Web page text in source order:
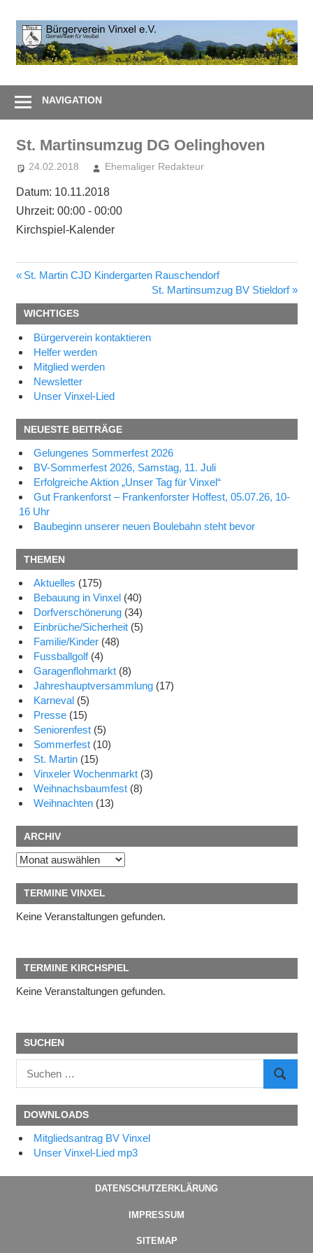
Inhalt
springen
ZusammenNAVIGATION
St. Martinsumzug DG Oelinghoven
24.02.2018 Ehemaliger Redakteur
Datum: 10.11.2018
Uhrzeit: 00:00 - 00:00
Kirchspiel-Kalender
Beitragsnavigation
Vorheriger
St. Martin CJD Kindergarten Rauschendorf
Nächster
Beitrag:
St. Martinsumzug BV Stieldorf
WICHTIGES
Bürgerverein kontaktieren
Helfer werden
Mitglied werden
Newsletter
Unser Vinxel-Lied
NEUESTE BEITRÄGE
Gelungenes Sommerfest 2026
BV-Sommerfest 2026, Samstag, 11. Juli
Erfolgreiche Aktion „Unser Tag für Vinxel“
Gut Frankenforst – Frankenforster Hoffest, 05.07.26, 10-
16 Uhr
Baubeginn unserer neuen Boulebahn steht bevor
THEMEN
Aktuelles (175)
Bebauung in Vinxel (40)
Dorfverschönerung (34)
Einbrüche/Sicherheit (5)
Familie/Kinder (48)
Fussballgolf(4)
Garagenflohmarkt (8)
Jahreshauptversammlung (17)
Karneval (5)
Presse (15)
Seniorenfest (5)
Sommerfest (10)
St. Martin (15)
Vinxeler Wochenmarkt (3)
Weihnachsbaumfest (8)
Weihnachten (13)
ARCHIV
Archiv
TERMINE VINXEL
Keine Veranstaltungen gefunden.
TERMINE KIRCHSPIEL
Keine Veranstaltungen gefunden.
SUCHEN
nach:
DOWNLOADS
Mitgliedsantrag BV Vinxel
Unser Vinxel-Lied mp3
DATENSCHUTZERKLÄRUNG
IMPRESSUM
SITEMAP